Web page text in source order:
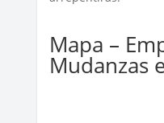
Mapa –
Mudanzas